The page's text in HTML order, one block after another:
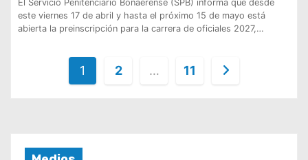
El Servicio Penitenciario Bonaerense (SPB) informa que desde
este viernes 17 de abril y hasta el próximo 15 de mayo está
abierta la preinscripción para la carrera de oficiales 2027,…
a
n
1 2 … 11